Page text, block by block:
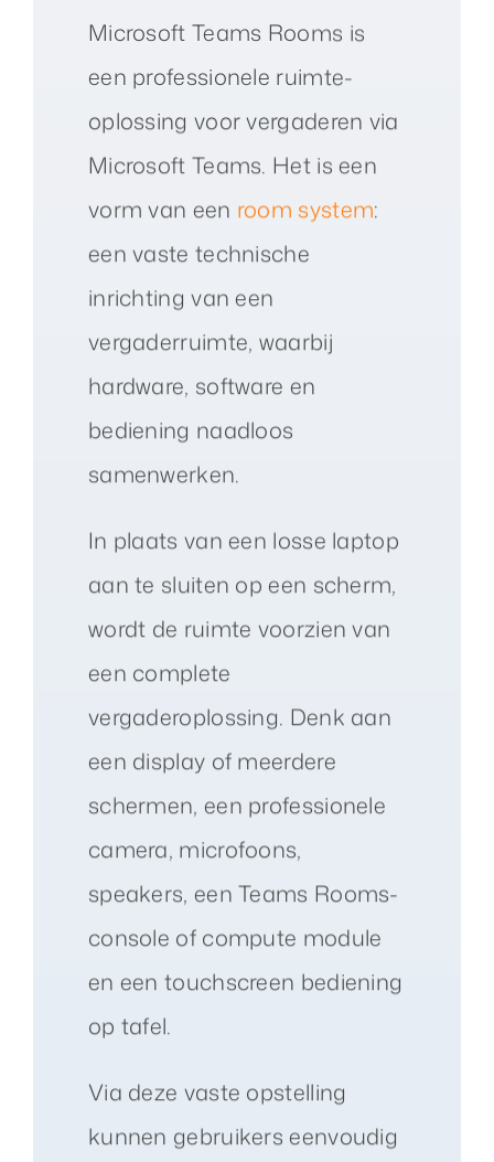
Microsoft Teams Rooms is
een professionele ruimte-
oplossing voor vergaderen via
Microsoft Teams. Het is een
vorm van een room system:
een vaste technische
inrichting van een
vergaderruimte, waarbij
hardware, software en
bediening naadloos
samenwerken.
In plaats van een losse laptop
aan te sluiten op een scherm,
wordt de ruimte voorzien van
een complete
vergaderoplossing. Denk aan
een display of meerdere
schermen, een professionele
camera, microfoons,
speakers, een Teams Rooms-
console of compute module
en een touchscreen bediening
op tafel.
Via deze vaste opstelling
kunnen gebruikers eenvoudig